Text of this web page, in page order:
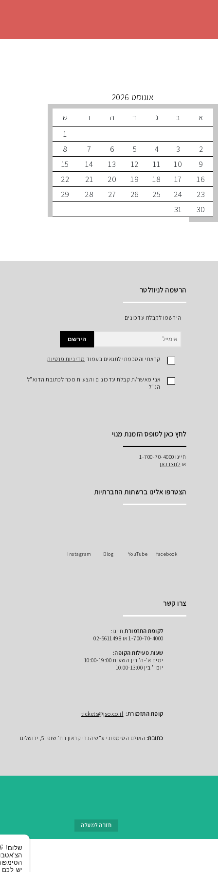
ב ד ה ו
ש
3
5
6
7
8
10
11
12
13
14
15
17
18
19
20
21
22
24
25
26
27
28
29
31
הרשמה לניוזלטר
הירשמו לקבלת עדכונים
קראתי והסכמתי לתנאים בעמודמדיניות פרטיות
אני מאשר/ת קבלת עדכונים והצעות מכר לכתובת הדוא"ל
הנ"ל
לחץ כאן לטופס הזמנת מנוי
לחצו כאן
הצטרפו אלינו ברשתות החברתיות
YouTube
Blog
Instagram
לקופת התזמורתחייגו:
1-700-70-4000 או 02-5611498
שעות פעילות הקופה:
ימים א'-ה' בין השעות 10:00-19:00
קופת התזמורת: tickets@jso.co.il
האולם הסימפוני ע"ש הנרי קראון רח' שופן 5, ירושלים
חזרה למעלה
שלום! 👋 אני
הצ'אטבוט של
הסימפונית
יש לכם שאלות?